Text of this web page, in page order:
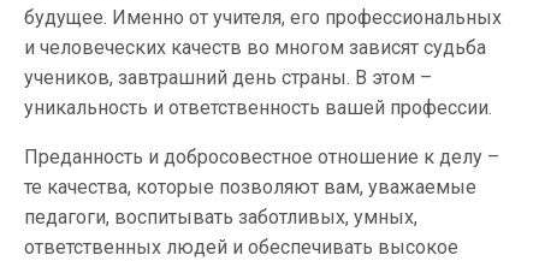
будущее. Именно от учителя, его профессиональных
и человеческих качеств во многом зависят судьба
учеников, завтрашний день страны. В этом –
уникальность и ответственность вашей профессии.
Преданность и добросовестное отношение к делу –
те качества, которые позволяют вам, уважаемые
педагоги, воспитывать заботливых, умных,
ответственных людей и обеспечивать высокое